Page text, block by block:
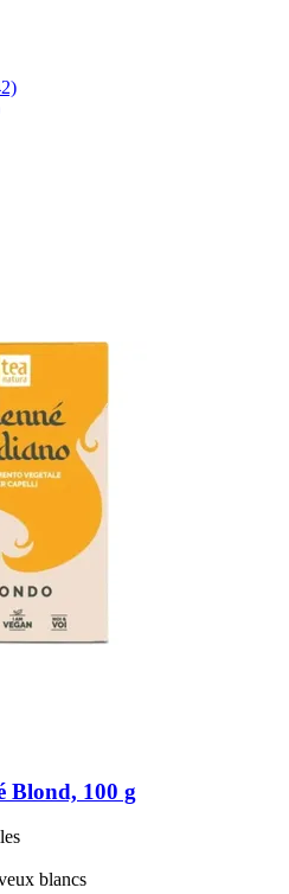
Blond, 100 g
blancs